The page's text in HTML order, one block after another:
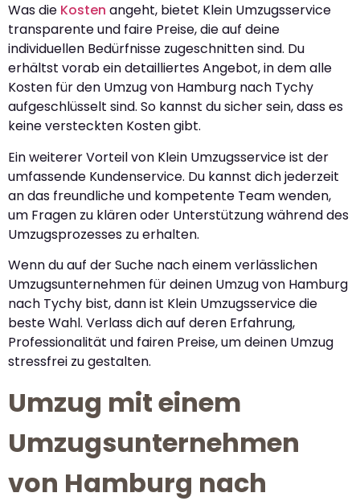
Was die Kosten angeht, bietet Klein Umzugsservice
transparente und faire Preise, die auf deine
individuellen Bedürfnisse zugeschnitten sind. Du
erhältst vorab ein detailliertes Angebot, in dem alle
Kosten für den Umzug von Hamburg nach Tychy
aufgeschlüsselt sind. So kannst du sicher sein, dass es
keine versteckten Kosten gibt.
Ein weiterer Vorteil von Klein Umzugsservice ist der
umfassende Kundenservice. Du kannst dich jederzeit
an das freundliche und kompetente Team wenden,
um Fragen zu klären oder Unterstützung während des
Umzugsprozesses zu erhalten.
Wenn du auf der Suche nach einem verlässlichen
Umzugsunternehmen für deinen Umzug von Hamburg
nach Tychy bist, dann ist Klein Umzugsservice die
beste Wahl. Verlass dich auf deren Erfahrung,
Professionalität und fairen Preise, um deinen Umzug
stressfrei zu gestalten.
Umzug mit einem
Umzugsunternehmen
von Hamburg nach